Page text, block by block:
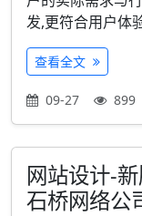
发,更符合用户体
查看全文
09-27 899
网站设计-
石桥网络公